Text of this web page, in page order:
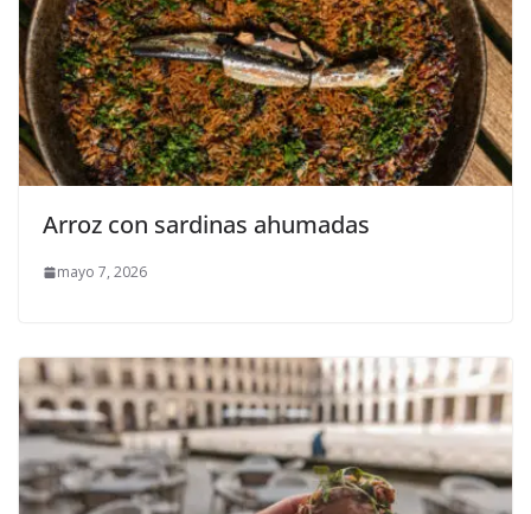
Arroz con sardinas ahumadas
mayo 7, 2026